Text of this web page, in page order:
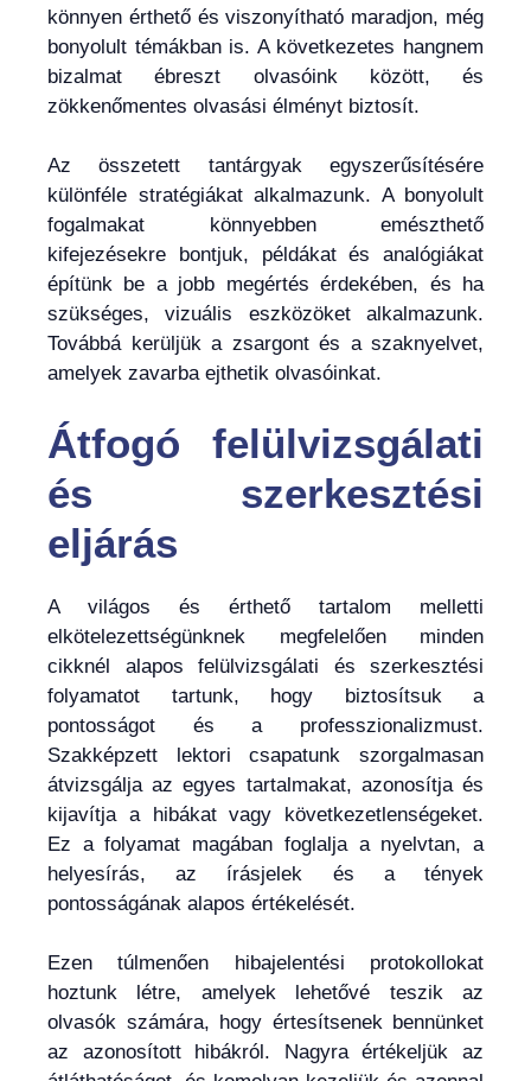
könnyen érthető és viszonyítható maradjon, még
bonyolult témákban is. A következetes hangnem
bizalmat ébreszt olvasóink között, és
zökkenőmentes olvasási élményt biztosít.
Az összetett tantárgyak egyszerűsítésére
különféle stratégiákat alkalmazunk. A bonyolult
fogalmakat könnyebben emészthető
kifejezésekre bontjuk, példákat és analógiákat
építünk be a jobb megértés érdekében, és ha
szükséges, vizuális eszközöket alkalmazunk.
Továbbá kerüljük a zsargont és a szaknyelvet,
amelyek zavarba ejthetik olvasóinkat.
Átfogó felülvizsgálati
és szerkesztési
eljárás
A világos és érthető tartalom melletti
elkötelezettségünknek megfelelően minden
cikknél alapos felülvizsgálati és szerkesztési
folyamatot tartunk, hogy biztosítsuk a
pontosságot és a professzionalizmust.
Szakképzett lektori csapatunk szorgalmasan
átvizsgálja az egyes tartalmakat, azonosítja és
kijavítja a hibákat vagy következetlenségeket.
Ez a folyamat magában foglalja a nyelvtan, a
helyesírás, az írásjelek és a tények
pontosságának alapos értékelését.
Ezen túlmenően hibajelentési protokollokat
hoztunk létre, amelyek lehetővé teszik az
olvasók számára, hogy értesítsenek bennünket
az azonosított hibákról. Nagyra értékeljük az